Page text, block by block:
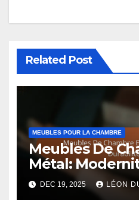
Related Post
MEUBLES POUR LA CHAMBRE
Meubles De
Métal:
Style
DEC 19, 2025 LÉON